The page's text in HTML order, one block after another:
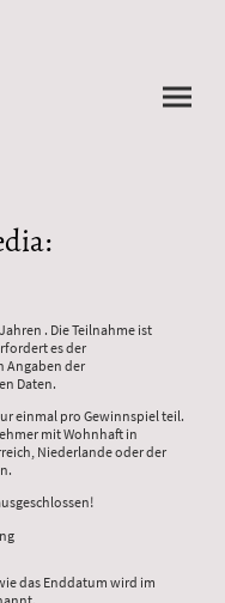
. Die Teilnahme ist
es der
Angaben der
Daten.
einmal pro Gewinnspiel teil.
mit Wohnhaft in
Niederlande oder der
das Enddatum wird im